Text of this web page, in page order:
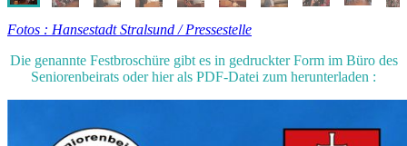
Fotos : Hansestadt Stralsund / Pressestelle
Die genannte Festbroschüre gibt es in gedruckter Form im Büro des
Seniorenbeirats oder hier als PDF-Datei zum herunterladen :